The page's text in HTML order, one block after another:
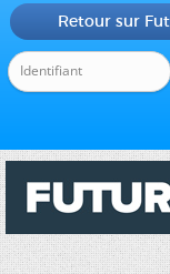
Retour sur